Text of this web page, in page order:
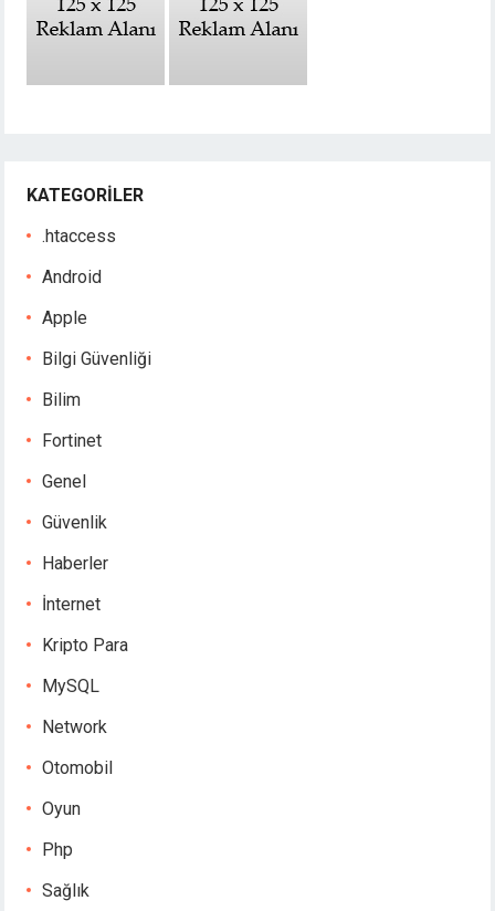
KATEGORILER
.htaccess
Android
Apple
Bilgi Güvenliği
Bilim
Fortinet
Genel
Güvenlik
Haberler
İnternet
Kripto Para
MySQL
Network
Otomobil
Oyun
Php
Sağlık